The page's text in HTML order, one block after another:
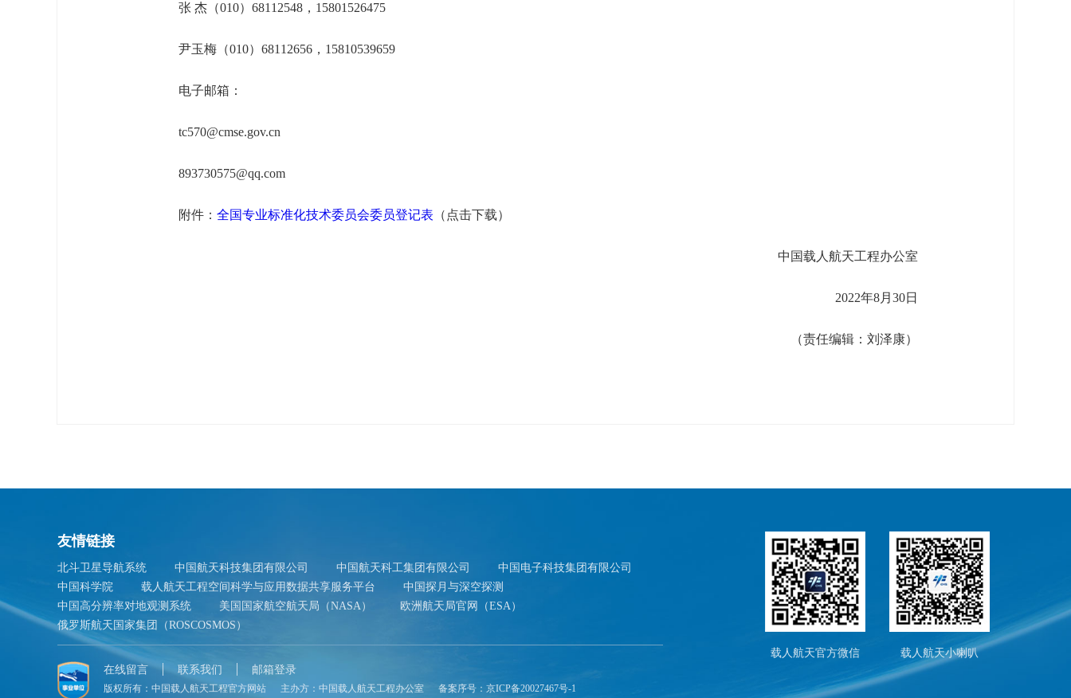
张 杰（010）68112548，15801526475
尹玉梅（010）68112656，15810539659
电子邮箱：
tc570@cmse.gov.cn
893730575@qq.com
附件： 全国专业标准化技术委员会委员登记表 （点击下载）
中国载人航天工程办公室
2022年8月30日
（责任编辑：刘泽康）
友情链接
北斗卫星导航系统 中国航天科技集团有限公司 中国航天科工集团有限公司
中国电子科技集团有限公司
中国科学院
载人航天工程空间科学与应用数据共享服务平台
中国探月与深空探测
中国高分辨率对地观测系统
美国国家航空航天局（NASA）
欧洲航天局官网（ESA）
俄罗斯航天国家集团（ROSCOSMOS）
在线留言 联系我们 邮箱登录
版权所有： 中国载人航天工程官方网站 主办方： 中国载人航天工程办公室 备案序号： 京ICP备20027467号-1
载人航天官方微信 载人航天小喇叭